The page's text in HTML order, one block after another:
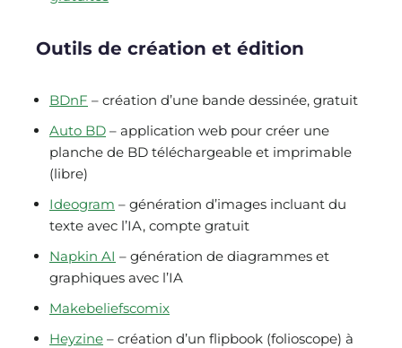
Outils de création et édition
BDnF – création d’une bande dessinée, gratuit
Auto BD – application web pour créer une
planche de BD téléchargeable et imprimable
(libre)
Ideogram – génération d’images incluant du
texte avec l’IA, compte gratuit
Napkin AI – génération de diagrammes et
graphiques avec l’IA
Makebeliefscomix
Heyzine – création d’un flipbook (folioscope) à